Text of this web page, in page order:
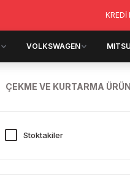
KREDİ
VOLKSWAGEN
ÇEKME VE KURTARMA
Stoktakiler